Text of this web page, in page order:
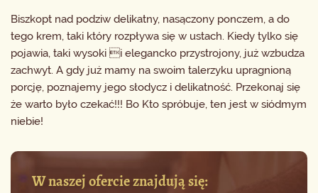
Biszkopt nad podziw delikatny, nasączony ponczem, a do
tego krem, taki który rozpływa się w ustach. Kiedy tylko się
pojawia, taki wysoki i elegancko przystrojony, już wzbudza
zachwyt. A gdy już mamy na swoim talerzyku upragnioną
porcję, poznajemy jego słodycz i delikatność. Przekonaj się
że warto było czekać!!! Bo Kto spróbuje, ten jest w siódmym
niebie!
W naszej ofercie znajdują się: